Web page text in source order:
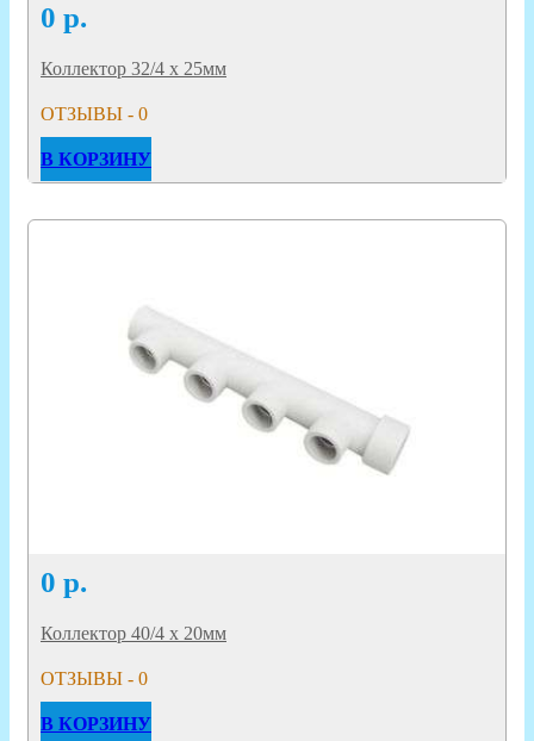
0 р.
Коллектор 32/4 х 25мм
ОТЗЫВЫ - 0
В КОРЗИНУ
0 р.
Коллектор 40/4 х 20мм
ОТЗЫВЫ - 0
В КОРЗИНУ